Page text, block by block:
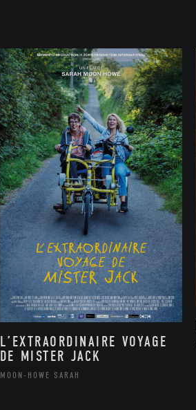
L’EXTRAORDINAIRE VOYAGE
DE MISTER JACK
MOON-HOWE SARAH